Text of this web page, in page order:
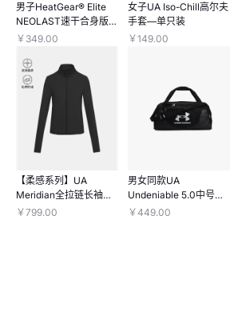
男子HeatGear® Elite
NEOLAST速干合身版型
紧身短袖T恤
￥349.00
女子UA Iso-Chill高尔夫
手套—单只装
￥149.00
【柔感系列】UA
Meridian全拉链长袖上
衣
￥799.00
男女同款UA
Undeniable 5.0中号旅
行包
￥449.00